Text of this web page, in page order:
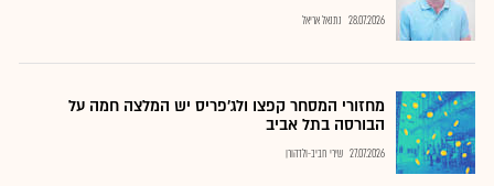
28.07.2026 נתנאל אריאל
מחזורי המסחר קפצו ולג'פריס יש המלצה חמה על
הבורסה בתל אביב
27.07.2026 שירי חביב-ולדהורן